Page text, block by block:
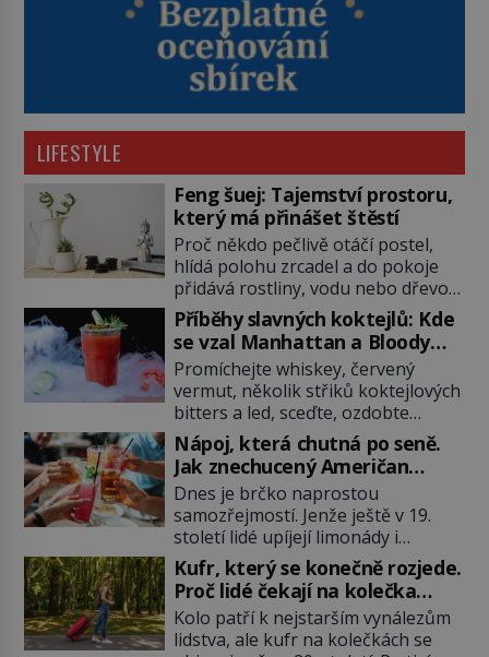
LIFESTYLE
Feng šuej: Tajemství prostoru,
který má přinášet štěstí
Proč někdo pečlivě otáčí postel,
hlídá polohu zrcadel a do pokoje
přidává rostliny, vodu nebo dřevo?
Feng šuej tvrdí, že domov není jen
soubor zdí a nábytku. Je to prostor,
kterým proudí energie čchi a jeho
uspořádání může ovlivňovat, jak se
v něm člověk cítí. Feng šuej má
kořeny ve staré Číně a jeho historie
[…]
Příběhy slavných koktejlů: Kde
se vzal Manhattan a Bloody
Mary?
Promíchejte whiskey, červený
vermut, několik střiků koktejlových
bitters a led, sceďte, ozdobte
koktejlovou třešinkou a tadá…
Manhattan je tu! A pokud to má být
skutečně on, dejte si pozor, ať
místo klasické americké rye
whiskey či klidně bourbonu
nepoužijete skotskou whisku. Co
se stane? Inu, koktejl bude stále
skvělý, ale už to nebude
Manhattan ale […]
Nápoj, která chutná po seně.
Jak znechucený Američan
vymyslel brčko
Dnes je brčko naprostou
samozřejmostí. Jenže ještě v 19.
století lidé upíjejí limonády i
koktejly dutými stébly žita nebo
žitné slámy. Fungují sice dobře,
mají ale jednu nepříjemnou
vlastnost po chvíli se rozmáčejí a
nápoji dodávají travnatou příchuť.
Kufr, který se konečně rozjede.
Proč lidé čekají na kolečka
téměř pět tisíc let?
Kolo patří k nejstarším vynálezům
lidstva, ale kufr na kolečkách se